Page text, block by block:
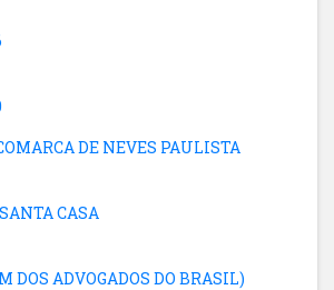
DE NEVES PAULISTA
CASA
DOS ADVOGADOS DO BRASIL)